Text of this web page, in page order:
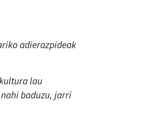
adierazpideak
lau
baduzu, jarri